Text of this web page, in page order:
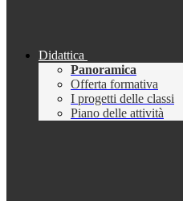
Didattica
Panoramica
Offerta formativa
I progetti delle classi
Piano delle attività